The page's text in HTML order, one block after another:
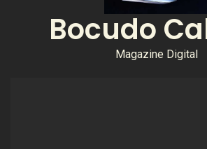
Bocudo
Magazine Digital